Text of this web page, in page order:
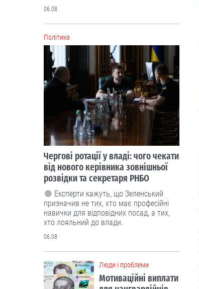
06.08
Політика
Чергові ротації у владі: чого чекати
від нового керівника зовнішньої
розвідки та секретаря РНБО
Експерти кажуть, що Зеленський
призначив не тих, хто має професійні
навички для відповідних посад, а тих,
хто лояльний до влади.
06.08
Люди і проблеми
Мотиваційні виплати